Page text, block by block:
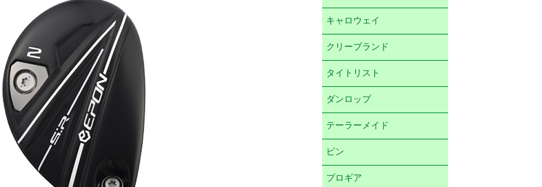
キャロウェイ
クリーブランド
タイトリスト
ダンロップ
テーラーメイド
ピン
プロギア